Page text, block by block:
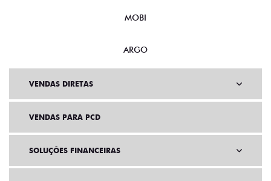
MOBI
ARGO
VENDAS DIRETAS
VENDAS PARA PCD
SOLUÇÕES FINANCEIRAS